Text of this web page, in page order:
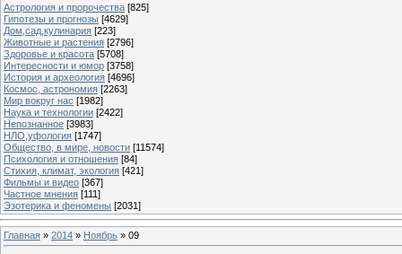
Астрология и пророчества [825]
Гипотезы и прогнозы [4629]
Дом,сад,кулинария [223]
Животные и растения [2796]
Здоровье и красота [5708]
Интересности и юмор [3758]
История и археология [4696]
Космос, астрономия [2263]
Мир вокруг нас [1982]
Наука и технологии [2422]
Непознанное [3983]
НЛО,уфология [1747]
Общество, в мире, новости [11574]
Психология и отношения [84]
Стихия, климат, экология [421]
Фильмы и видео [367]
Частное мнения [111]
Эзотерика и феномены [2031]
Главная » 2014 » Ноябрь » 09